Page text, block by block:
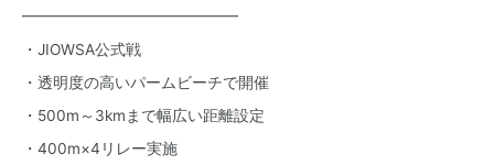
━━━━━━━━━━━━━━
・JIOWSA公式戦
・透明度の高いパームビーチで開催
・500m～3kmまで幅広い距離設定
・400m×4リレー実施